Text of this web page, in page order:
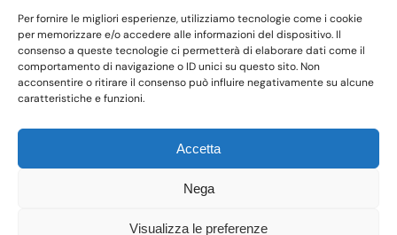
Per fornire le migliori esperienze, utilizziamo tecnologie come i cookie
per memorizzare e/o accedere alle informazioni del dispositivo. Il
consenso a queste tecnologie ci permetterà di elaborare dati come il
comportamento di navigazione o ID unici su questo sito. Non
acconsentire o ritirare il consenso può influire negativamente su alcune
caratteristiche e funzioni.
Accetta
Nega
Visualizza le preferenze
nell’ordinamento italiano ed internazionale.
©COPYRIGHT 2023-2024
07100900823 – Professionista di cui alla legge
4/2013